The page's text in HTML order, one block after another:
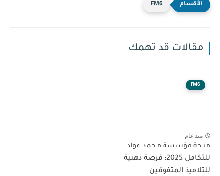
FM6
مقالات قد تهمك
FM6
منذ عام
منحة مؤسسة محمد عواد
للتكافل 2025: فرصة ذهبية
للتلاميذ المتفوقين